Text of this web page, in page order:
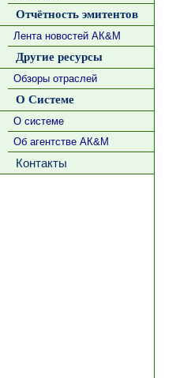
Отчётность эмитентов
Лента новостей АК&М
Другие ресурсы
Обзоры отраслей
О Системе
О системе
Об агентстве АК&М
Контакты